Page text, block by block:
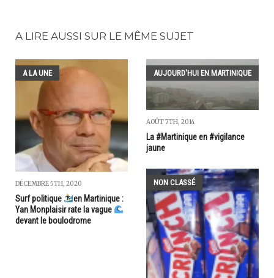
A LIRE AUSSI SUR LE MÊME SUJET
A LA UNE
DÉCEMBRE 5TH, 2020
Surf politique
en Martinique :
Yan Monplaisir rate la vague
devant le boulodrome
AUJOURD'HUI EN MARTINIQUE
AOÛT 7TH, 2014
La #Martinique en #vigilance
jaune
NON CLASSÉ